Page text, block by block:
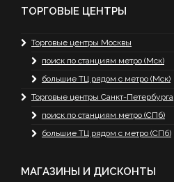
ТОРГОВЫЕ ЦЕНТРЫ
Торговые центры Москвы
поиск по станциям метро (Мск)
большие ТЦ рядом с метро (Мск)
Торговые центры Санкт-Петербурга
поиск по станциям метро (СПб)
большие ТЦ рядом с метро (СПб)
МАГАЗИНЫ И ДИСКОНТЫ